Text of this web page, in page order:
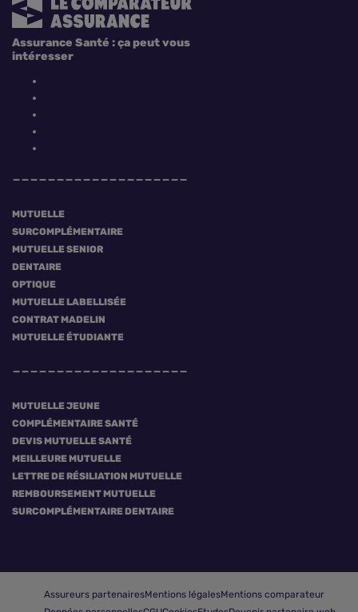
MUTUELLE
SURCOMPLÉMENTAIRE
MUTUELLE SENIOR
DENTAIRE
OPTIQUE
MUTUELLE LABELLISÉE
CONTRAT MADELIN
MUTUELLE ÉTUDIANTE
MUTUELLE JEUNE
COMPLÉMENTAIRE SANTÉ
DEVIS MUTUELLE SANTÉ
MEILLEURE MUTUELLE
LETTRE DE RÉSILIATION MUTUELLE
REMBOURSEMENT MUTUELLE
SURCOMPLÉMENTAIRE DENTAIRE
Assurance Santé : ça peut vous
intéresser
Assureurs partenairesMentions légalesMentions comparateur